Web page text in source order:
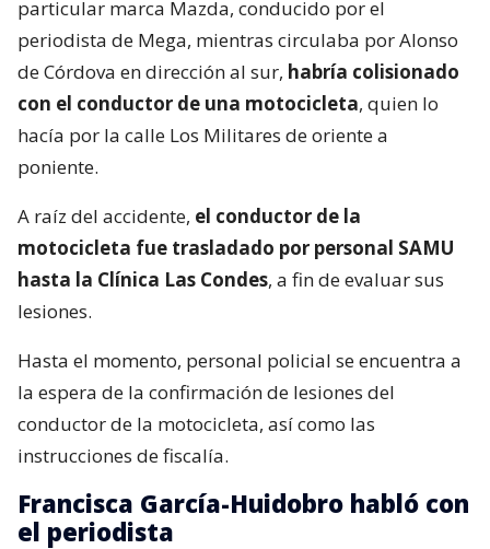
particular marca Mazda, conducido por el
periodista de Mega, mientras circulaba por Alonso
de Córdova en dirección al sur, habría colisionado
con el conductor de una motocicleta, quien lo
hacía por la calle Los Militares de oriente a
poniente.
A raíz del accidente, el conductor de la
motocicleta fue trasladado por personal SAMU
hasta la Clínica Las Condes, a fin de evaluar sus
lesiones.
Hasta el momento, personal policial se encuentra a
la espera de la confirmación de lesiones del
conductor de la motocicleta, así como las
instrucciones de fiscalía.
Francisca García-Huidobro habló con
el periodista